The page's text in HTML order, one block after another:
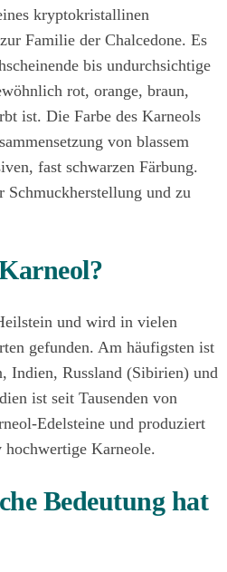
kryptokristallinen
Familie der Chalcedone. Es
bis undurchsichtige
rot, orange, braun,
ist. Die Farbe des Karneols
von blassem
fast schwarzen Färbung.
und zu
und wird in vielen
gefunden. Am häufigsten ist
Indien, Russland (Sibirien) und
ist seit Tausenden von
Edelsteine und produziert
Karneole.
Bedeutung hat